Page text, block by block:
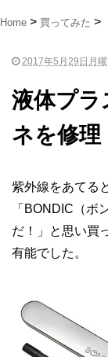
Home 買ってみた
2017年5月29日月曜
液体プラ
ネを修理
紫外線をあてる
「BONDIC（ボ
だ！」と思い買
有能でした。